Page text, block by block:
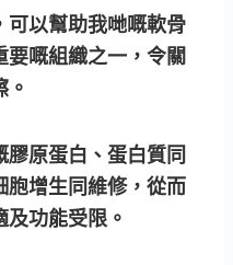
可以幫助我哋嘅軟骨
嘅組織之一，令關
原蛋白、蛋白質同
胞增生同維修，從而
功能受限。